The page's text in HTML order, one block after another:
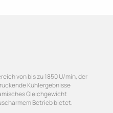
von bis zu 1850 U/min, der
Kühlergebnisse
Gleichgewicht
Betrieb bietet.